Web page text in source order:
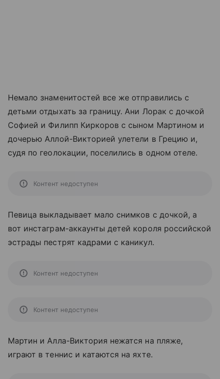
Немало знаменитостей все же отправились с
детьми отдыхать за границу. Ани Лорак с дочкой
Софией и Филипп Киркоров с сыном Мартином и
дочерью Аллой-Викторией улетели в Грецию и,
судя по геолокации, поселились в одном отеле.
Контент недоступен
Певица выкладывает мало снимков с дочкой, а
вот инстаграм-аккаунты детей короля российской
эстрады пестрят кадрами с каникул.
Контент недоступен
Контент недоступен
Мартин и Алла-Виктория нежатся на пляже,
играют в теннис и катаются на яхте.